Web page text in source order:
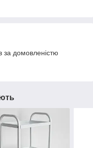
за домовленістю